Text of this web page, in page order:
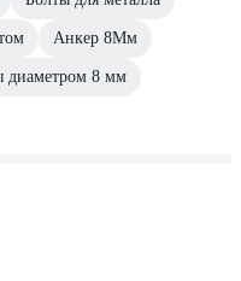
Анкер 8Мм
диаметром 8 мм